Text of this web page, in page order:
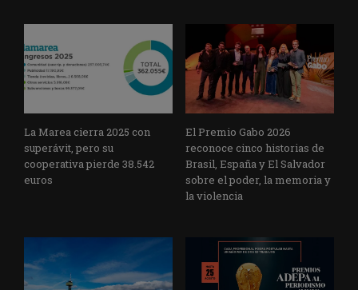
La Marea cierra 2025 con
superávit, pero su
cooperativa pierde 38.542
euros
El Premio Gabo 2026
reconoce cinco historias de
Brasil, España y El Salvador
sobre el poder, la memoria y
la violencia